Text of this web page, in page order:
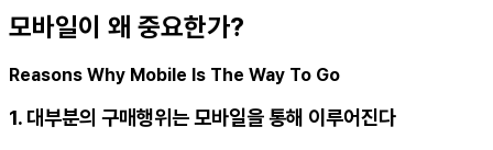
모바일이 왜 중요한가?
Reasons Why Mobile Is The Way To Go
1. 대부분의 구매행위는 모바일을 통해 이루어진다